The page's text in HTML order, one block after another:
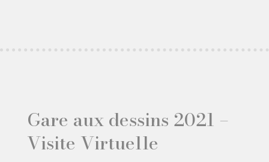
Gare aux dessins 2021 –
Visite Virtuelle